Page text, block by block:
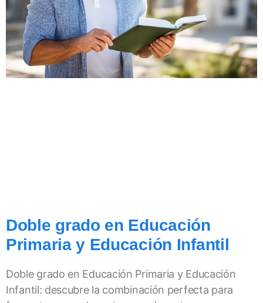
Doble grado en Educación
Primaria y Educación Infantil
Doble grado en Educación Primaria y Educación
Infantil: descubre la combinación perfecta para